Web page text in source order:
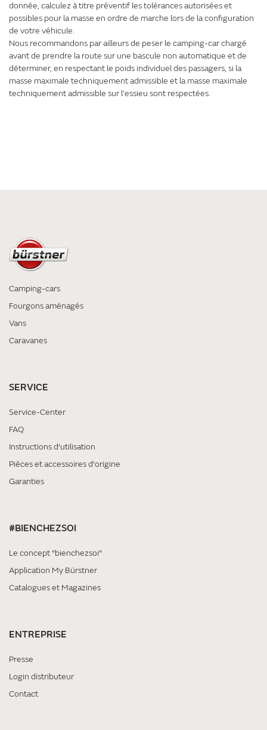
donnée, calculez à titre préventif les tolérances autorisées et
possibles pour la masse en ordre de marche lors de la configuration
de votre véhicule.
Nous recommandons par ailleurs de peser le camping-car chargé
avant de prendre la route sur une bascule non automatique et de
déterminer, en respectant le poids individuel des passagers, si la
masse maximale techniquement admissible et la masse maximale
techniquement admissible sur l’essieu sont respectées.
Camping-cars
Fourgons aménagés
Vans
Caravanes
SERVICE
Service-Center
FAQ
Instructions d'utilisation
Pièces et accessoires d'origine
Garanties
#BIENCHEZSOI
Le concept "bienchezsoi"
Application My Bürstner
Catalogues et Magazines
ENTREPRISE
Presse
Login distributeur
Contact